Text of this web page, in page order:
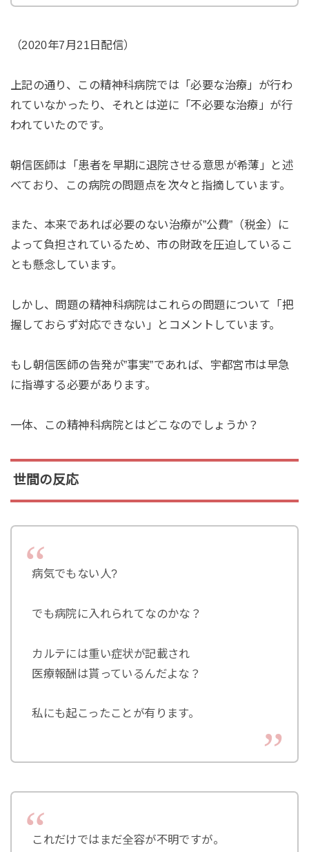
（2020年7月21日配信）
上記の通り、この精神科病院では「必要な治療」が行わ
れていなかったり、それとは逆に「不必要な治療」が行
われていたのです。
朝信医師は「患者を早期に退院させる意思が希薄」と述
べており、この病院の問題点を次々と指摘しています。
また、本来であれば必要のない治療が”公費”（税金）に
よって負担されているため、市の財政を圧迫しているこ
とも懸念しています。
しかし、問題の精神科病院はこれらの問題について「把
握しておらず対応できない」とコメントしています。
もし朝信医師の告発が”事実”であれば、宇都宮市は早急
に指導する必要があります。
一体、この精神科病院とはどこなのでしょうか？
世間の反応
病気でもない人?
でも病院に入れられてなのかな？
カルテには重い症状が記載され
医療報酬は貰っているんだよな？
私にも起こったことが有ります。
これだけではまだ全容が不明ですが。